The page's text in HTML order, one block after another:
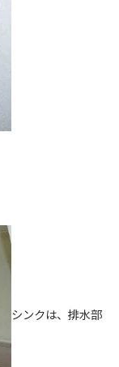
シンクは、排水部